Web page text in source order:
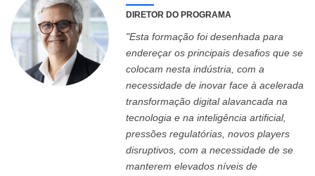
DIRETOR DO PROGRAMA
"Esta formação foi desenhada para
endereçar os principais desafios que se
colocam nesta indústria, com a
necessidade de inovar face à acelerada
transformação digital alavancada na
tecnologia e na inteligência artificial,
pressões regulatórias, novos players
disruptivos, com a necessidade de se
manterem elevados níveis de